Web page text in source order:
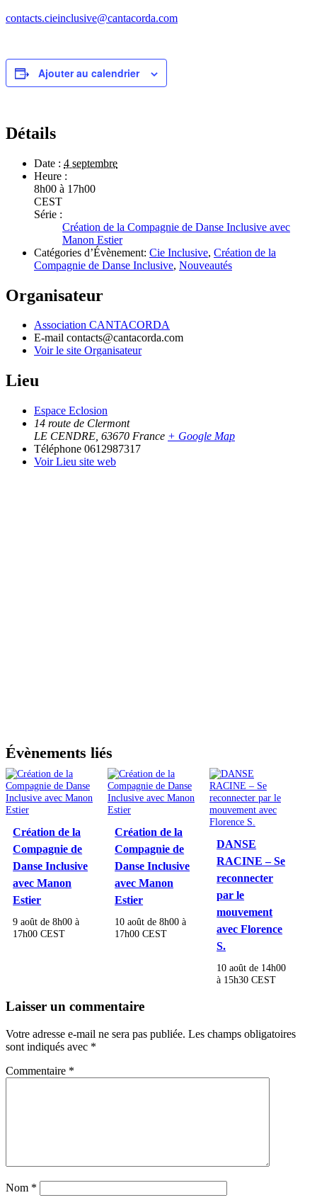
contacts.cieinclusive@cantacorda.com
Ajouter au calendrier
Détails
Date : 4 septembre
Heure :
8h00 à 17h00
CEST
Série :
Création de la Compagnie de Danse Inclusive avec
Manon Estier
Catégories d’Évènement: Cie Inclusive, Création de la
Compagnie de Danse Inclusive, Nouveautés
Organisateur
Association CANTACORDA
E-mail contacts@cantacorda.com
Voir le site Organisateur
Lieu
Espace Eclosion
14 route de Clermont
LE CENDRE 63670 France + Google Map
Téléphone 0612987317
Voir Lieu site web
Évènements liés
Création de la
Compagnie de
Danse Inclusive
avec Manon
Estier
9 août de 8h00 à
17h00 CEST
Création de la
Compagnie de
Danse Inclusive
avec Manon
Estier
10 août de 8h00 à
17h00 CEST
DANSE
RACINE – Se
reconnecter
par le
mouvement
avec Florence
S.
10 août de 14h00
à 15h30 CEST
Laisser un commentaire
Votre adresse e-mail ne sera pas publiée. Les champs obligatoires
sont indiqués avec *
Commentaire *
Nom *